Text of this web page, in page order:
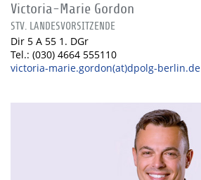
Victoria-Marie Gordon
STV. LANDESVORSITZENDE
Dir 5 A 55 1. DGr
Tel.: (030) 4664 555110
victoria-marie.gordon(at)dpolg-berlin.de